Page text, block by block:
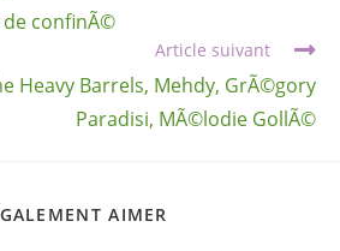
de confinÃ©
Article suivant
Heavy Barrels, Mehdy, GrÃ©gory
Paradisi, MÃ©lodie GollÃ©
AIMER